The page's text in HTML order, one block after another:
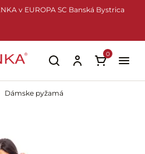
v EUROPA SC Banská Bystrica
0
Dámske pyžamá